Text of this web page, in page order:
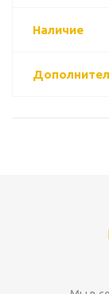
Наличие